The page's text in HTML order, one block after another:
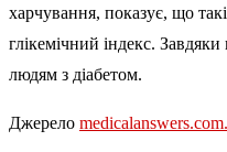
харчування, показує, що
глікемічний індекс.
людям з діабетом.
Джерело